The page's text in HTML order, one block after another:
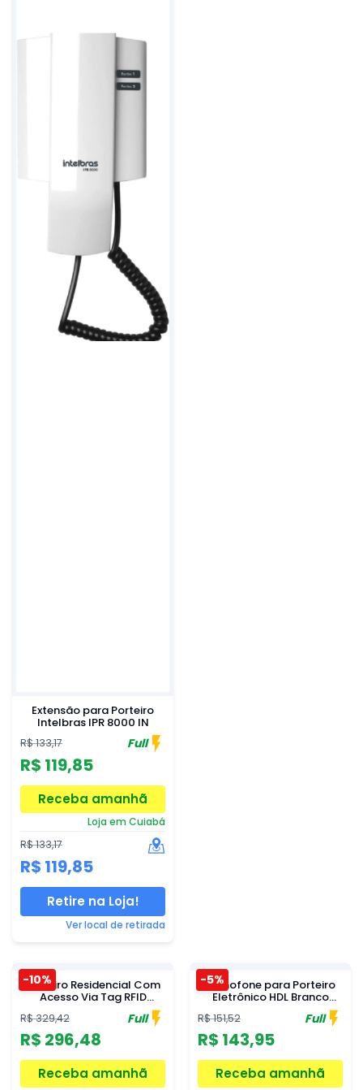
Extensão para Porteiro
Intelbras IPR 8000 IN
R$ 133,17 Full
R$ 119,85
Receba amanhã
Loja em Cuiabá
R$ 133,17
R$ 119,85
Retire na Loja!
Ver local de retirada
-10%
Porteiro Residencial Com
Acesso Via Tag RFID
R$ 329,42 Full
R$ 296,48
Receba amanhã
-5%
Monofone para Porteiro
Eletrônico HDL Branco
R$ 151,52 Full
R$ 143,95
Receba amanhã